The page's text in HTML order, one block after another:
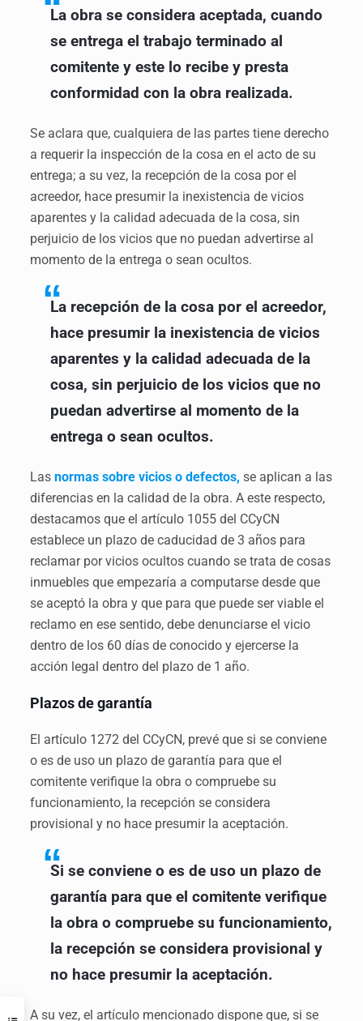
La obra se considera aceptada, cuando
se entrega el trabajo terminado al
comitente y este lo recibe y presta
conformidad con la obra realizada.
Se aclara que, cualquiera de las partes tiene derecho
a requerir la inspección de la cosa en el acto de su
entrega; a su vez, la recepción de la cosa por el
acreedor, hace presumir la inexistencia de vicios
aparentes y la calidad adecuada de la cosa, sin
perjuicio de los vicios que no puedan advertirse al
momento de la entrega o sean ocultos.
La recepción de la cosa por el acreedor,
hace presumir la inexistencia de vicios
aparentes y la calidad adecuada de la
cosa, sin perjuicio de los vicios que no
puedan advertirse al momento de la
entrega o sean ocultos.
Las normas sobre vicios o defectos, se aplican a las
diferencias en la calidad de la obra. A este respecto,
destacamos que el artículo 1055 del CCyCN
establece un plazo de caducidad de 3 años para
reclamar por vicios ocultos cuando se trata de cosas
inmuebles que empezaría a computarse desde que
se aceptó la obra y que para que puede ser viable el
reclamo en ese sentido, debe denunciarse el vicio
dentro de los 60 días de conocido y ejercerse la
acción legal dentro del plazo de 1 año.
Plazos de garantía
El artículo 1272 del CCyCN, prevé que si se conviene
o es de uso un plazo de garantía para que el
comitente verifique la obra o compruebe su
funcionamiento, la recepción se considera
provisional y no hace presumir la aceptación.
Si se conviene o es de uso un plazo de
garantía para que el comitente verifique
la obra o compruebe su funcionamiento,
la recepción se considera provisional y
no hace presumir la aceptación.
A su vez, el artículo mencionado dispone que, si se